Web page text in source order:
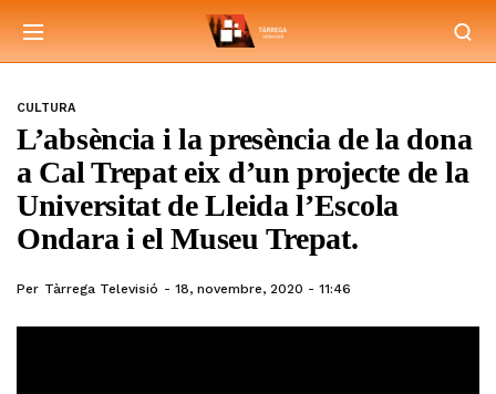
CULTURA
L’absència i la presència de la dona
a Cal Trepat eix d’un projecte de la
Universitat de Lleida l’Escola
Ondara i el Museu Trepat.
Per Tàrrega Televisió 18, novembre, 2020 - 11:46